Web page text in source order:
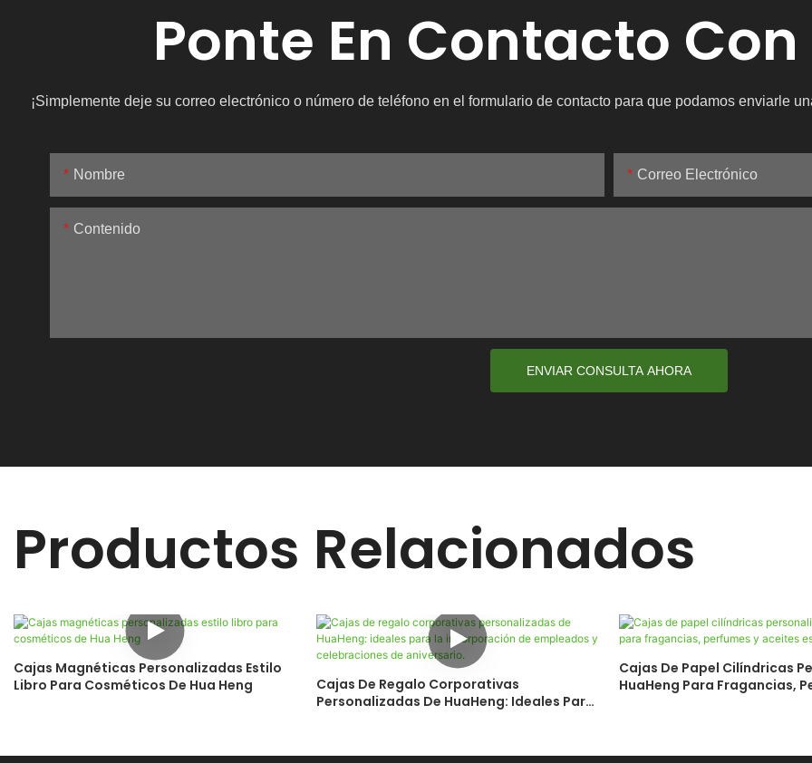
Ponte En Contacto
¡Simplemente deje su correo electrónico o número de teléfono en el formulario de contacto para que podamos enviarle
Nombre Correo Electrónico
Contenido
ENVIAR CONSULTA AHORA
Productos Relacionados
Cajas Magnéticas Personalizadas Estilo
Libro Para Cosméticos De Hua Heng
Cajas De Regalo Corporativas
Personalizadas De HuaHeng: Ideales Para
Cajas De Papel Cilíndricas
HuaHeng Para Fragancias,